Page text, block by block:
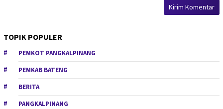
TOPIK POPULER
PEMKOT PANGKALPINANG
PEMKAB BATENG
BERITA
PANGKALPINANG